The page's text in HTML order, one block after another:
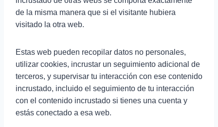
de la misma manera que si el visitante hubiera
visitado la otra web.
Estas web pueden recopilar datos no personales,
utilizar cookies, incrustar un seguimiento adicional de
terceros, y supervisar tu interacción con ese contenido
incrustado, incluido el seguimiento de tu interacción
con el contenido incrustado si tienes una cuenta y
estás conectado a esa web.